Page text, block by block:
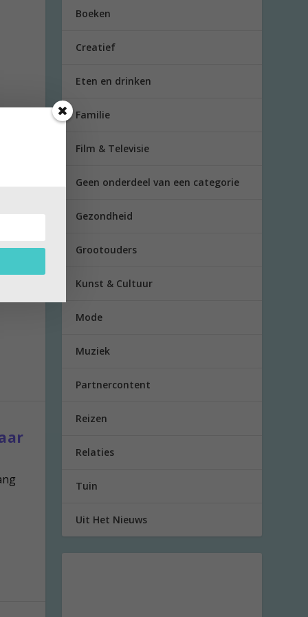
op
Boeken
Creatief
Eten en drinken
Familie
Film & Televisie
Geen onderdeel van een categorie
Gezondheid
Grootouders
Kunst & Cultuur
Mode
Muziek
Partnercontent
Reizen
Relaties
Tuin
Uit Het Nieuws